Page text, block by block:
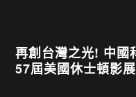
再創台灣之光! 中國
57屆美國休士頓影